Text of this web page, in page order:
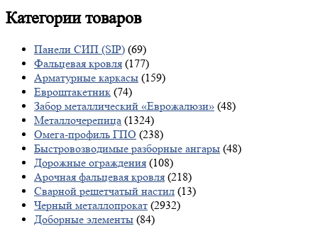
Категориитоваров
Панели СИП (SIP) (69)
Фальцевая кровля (177)
Арматурные каркасы (159)
Евроштакетник (74)
Забор металлический «Еврожалюзи» (48)
Металлочерепица (1324)
Омега-профиль ГПО (238)
Быстровозводимые разборные ангары (48)
Дорожные ограждения (108)
Арочная фальцевая кровля (218)
Сварной решетчатый настил (13)
Черный металлопрокат (2932)
Доборные элементы (84)